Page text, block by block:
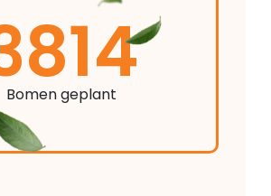
Bomen geplant